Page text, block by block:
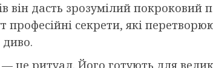
він дасть зрозумілий покроковий
професійні секрети, які